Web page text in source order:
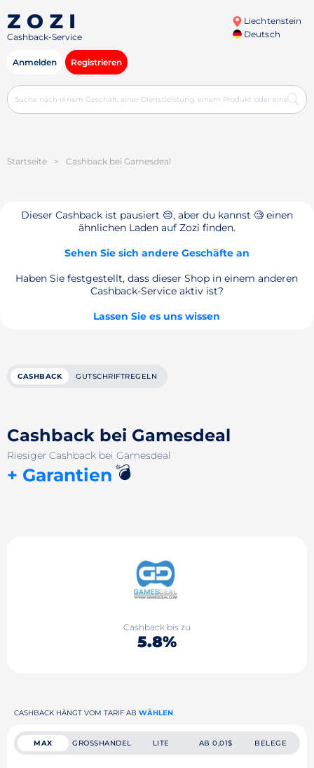
Cashback-Service
Liechtenstein
Deutsch
Anmelden Registrieren
Startseite > Cashback bei Gamesdeal
Dieser Cashback ist pausiert 😔, aber du kannst 🧐 einen
ähnlichen Laden auf Zozi finden.
Sehen Sie sich andere Geschäfte an
Haben Sie festgestellt, dass dieser Shop in einem anderen
Cashback-Service aktiv ist?
Lassen Sie es uns wissen
CASHBACK GUTSCHRIFTREGELN
Cashback bei Gamesdeal
Riesiger Cashback bei Gamesdeal
+ Garantien 💣
Cashback bis zu
5.8%
CASHBACK HÄNGT VOM TARIF AB WÄHLEN
MAX GROSSHANDEL LITE AB 0,01$ BELEGE